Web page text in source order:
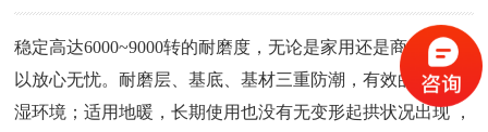
稳定高达6000~9000转的耐磨度，无论是家用还是商用都可
以放心无忧。耐磨层、基底、基材三重防潮，有效的抵抗潮
湿环境；适用地暖，长期使用也没有无变形起拱状况出现 ，